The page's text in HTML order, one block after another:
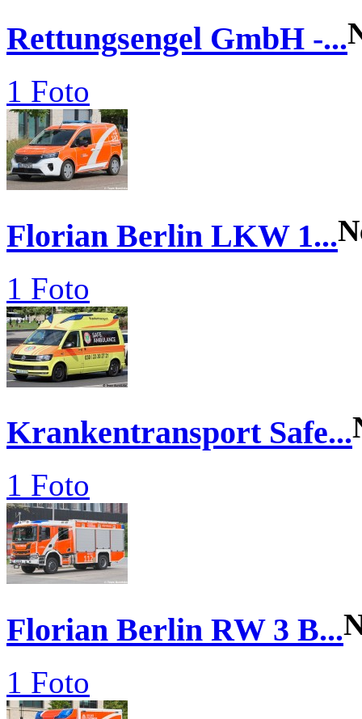
Rettungsengel GmbH -...
1 Foto
Florian Berlin LKW 1...
1 Foto
Krankentransport Safe...
1 Foto
Florian Berlin RW 3 B...
1 Foto